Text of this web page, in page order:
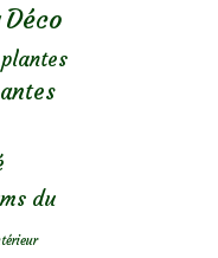
Déco
du